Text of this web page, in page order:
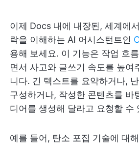
이제 Docs 내에 내장된, 세계에
락을 이해하는 AI 어시스턴트인
용해 보세요. 이 기능은 작업 흐
면서 사고와 글쓰기 속도를 높여
니다. 긴 텍스트를 요약하거나,
구성하거나, 작성한 콘텐츠를 바
디어를 생성해 달라고 요청할 수
예를 들어, 탄소 포집 기술에 대